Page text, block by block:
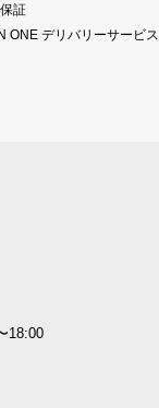
証
ONE デリバリーサービス
18:00